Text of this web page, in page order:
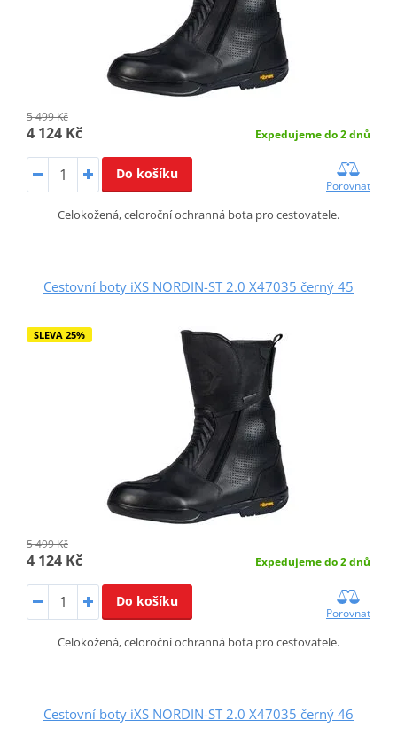
5 499 Kč
4 124 Kč Expedujeme do 2 dnů
Do košíku
Porovnat
Celokožená, celoroční ochranná bota pro cestovatele.
Cestovní boty iXS NORDIN-ST 2.0 X47035 černý 45
SLEVA 25%
5 499 Kč
4 124 Kč Expedujeme do 2 dnů
Do košíku
Porovnat
Celokožená, celoroční ochranná bota pro cestovatele.
Cestovní boty iXS NORDIN-ST 2.0 X47035 černý 46